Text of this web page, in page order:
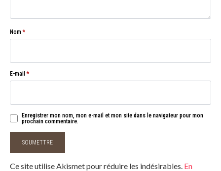
Nom*
E-mail*
Enregistrer mon nom, mon e-mail et mon site dans le navigateur pour mon
prochain commentaire.
Ce site utilise Akismet pour réduire les indésirables. En